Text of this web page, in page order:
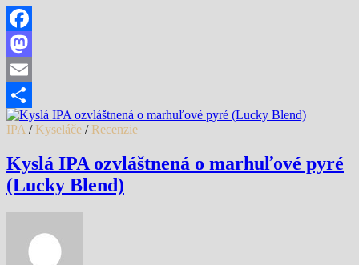
Facebook
Mastodon
Email
Share
IPA / Kyseláče / Recenzie
Kyslá IPA ozvláštnená o marhuľové pyré
(Lucky Blend)